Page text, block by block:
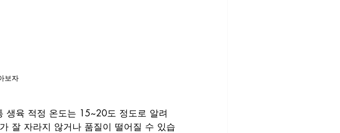
보자
생육 적정 온도는 15~20도 정도로 알려
잘 자라지 않거나 품질이 떨어질 수 있습